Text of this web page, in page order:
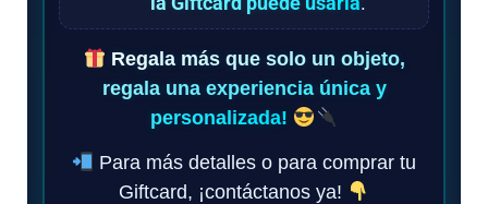
Regala más que solo un objeto,
regala una experiencia única y
personalizada!
Para más detalles o para comprar tu
Giftcard, ¡contáctanos ya!